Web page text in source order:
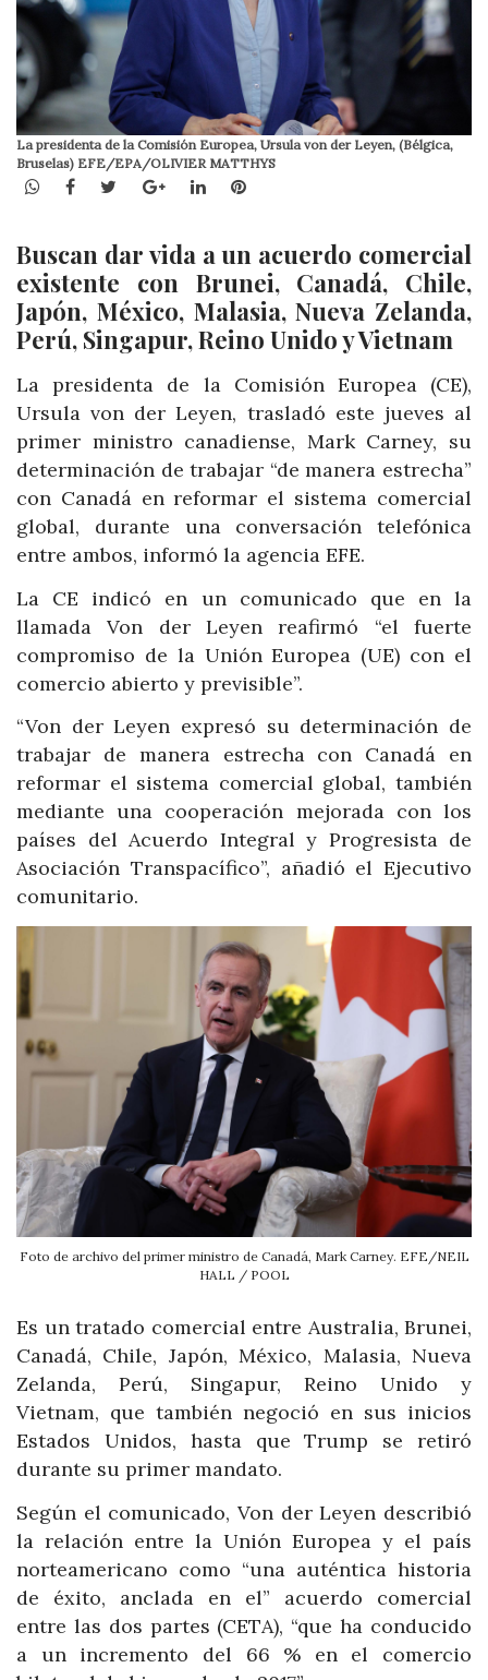
La presidenta de la Comisión Europea, Ursula von der Leyen, (Bélgica,
Bruselas) EFE/EPA/OLIVIER MATTHYS
WhatsApp
Facebook
TwitterGoogle+LinkedInPinterest
Buscan dar vida a un acuerdo comercial
existente con Brunei, Canadá, Chile,
Japón, México, Malasia, Nueva Zelanda,
Perú, Singapur, Reino Unido y Vietnam
La presidenta de la Comisión Europea (CE),
Ursula von der Leyen, trasladó este jueves al
primer ministro canadiense, Mark Carney, su
determinación de trabajar “de manera estrecha”
con Canadá en reformar el sistema comercial
global, durante una conversación telefónica
entre ambos, informó la agencia EFE.
La CE indicó en un comunicado que en la
llamada Von der Leyen reafirmó “el fuerte
compromiso de la Unión Europea (UE) con el
comercio abierto y previsible”.
“Von der Leyen expresó su determinación de
trabajar de manera estrecha con Canadá en
reformar el sistema comercial global, también
mediante una cooperación mejorada con los
países del Acuerdo Integral y Progresista de
Asociación Transpacífico”, añadió el Ejecutivo
comunitario.
Foto de archivo del primer ministro de Canadá, Mark Carney. EFE/NEIL
HALL / POOL
Es un tratado comercial entre Australia, Brunei,
Canadá, Chile, Japón, México, Malasia, Nueva
Zelanda, Perú, Singapur, Reino Unido y
Vietnam, que también negoció en sus inicios
Estados Unidos, hasta que Trump se retiró
durante su primer mandato.
Según el comunicado, Von der Leyen describió
la relación entre la Unión Europea y el país
norteamericano como “una auténtica historia
de éxito, anclada en el” acuerdo comercial
entre las dos partes (CETA), “que ha conducido
a un incremento del 66 % en el comercio